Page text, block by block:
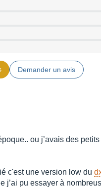
Demander un avis
ou j’avais des
c'est une version low du
j’ai pu essayer à